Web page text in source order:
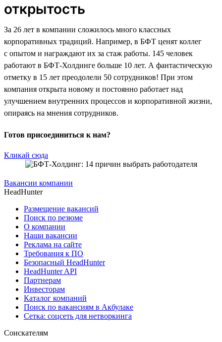
открытость
За 26 лет в компании сложилось много классных
корпоративных традиций. Например, в БФТ ценят коллег
с опытом и награждают их за стаж работы. 145 человек
работают в БФТ-Холдинге больше 10 лет. А фантастическую
отметку в 15 лет преодолели 50 сотрудников! При этом
компания открыта новому и постоянно работает над
улучшением внутренних процессов и корпоративной жизни,
опираясь на мнения сотрудников.
Готов присоединиться к нам?
Кликай сюда
Вакансии компании
HeadHunter
Размещение вакансий
Поиск по резюме
О компании
Наши вакансии
Реклама на сайте
Требования к ПО
Безопасный HeadHunter
HeadHunter API
Партнерам
Инвесторам
Каталог компаний
Поиск по вакансиям в Акбулаке
Сетка: соцсеть для нетворкинга
Соискателям